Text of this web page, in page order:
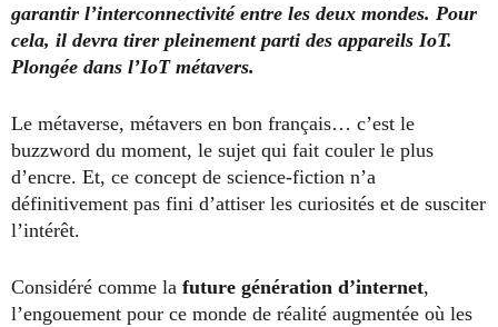
garantir l’interconnectivité entre les deux mondes. Pour
cela, il devra tirer pleinement parti des appareils IoT.
Plongée dans l’IoT métavers.
Le métaverse, métavers en bon français… c’est le
buzzword du moment, le sujet qui fait couler le plus
d’encre. Et, ce concept de science-fiction n’a
définitivement pas fini d’attiser les curiosités et de susciter
l’intérêt.
Considéré comme la future génération d’internet,
l’engouement pour ce monde de réalité augmentée où les